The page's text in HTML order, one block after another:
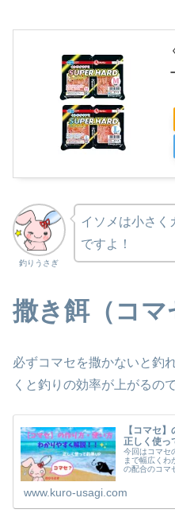
釣りうさぎ
イソメは小さく
ですよ！
撒き餌（コマ
必ずコマセを撒かないと釣
くと釣りの効率が上がるの
【コマセ
正しく使っ
今回はコマセ
まで幅広くわ
の配合のコマ
www.kuro-usagi.com